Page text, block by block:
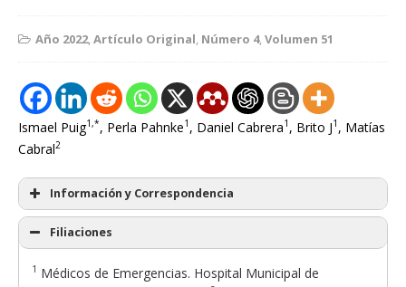
Año 2022,Artículo Original, Número 4,Volumen 51
Ismael Puig1,*, Perla Pahnke1 , Daniel Cabrera1 , Brito J1 , Matías
Cabral2
Información y Correspondencia
Filiaciones
1 Médicos de Emergencias. Hospital Municipal de